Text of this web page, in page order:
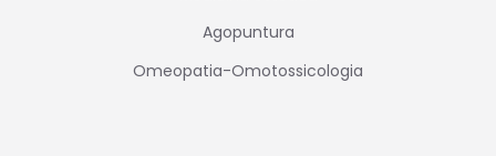
Agopuntura
Omeopatia-Omotossicologia